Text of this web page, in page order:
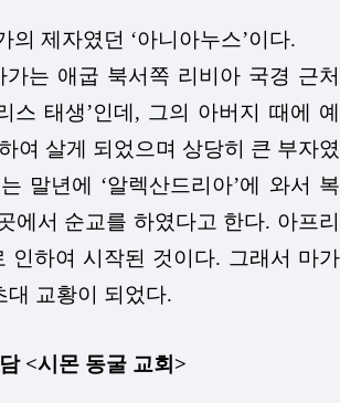
의 제자였던 ‘아니아누스’이다.
가는 애굽 북서쪽 리비아 국경 근처
스 태생’인데, 그의 아버지 때에 예
여 살게 되었으며 상당히 큰 부자였
말년에 ‘알렉산드리아’에 와서 복
에서 순교를 하였다고 한다. 아프리
인하여 시작된 것이다. 그래서 마가
대 교황이 되었다.
<시몬 동굴 교회>